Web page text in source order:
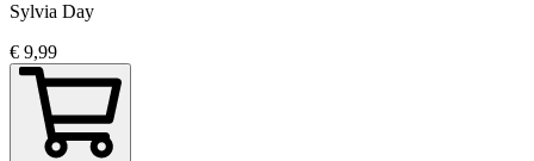
Sylvia Day
€ 9,99